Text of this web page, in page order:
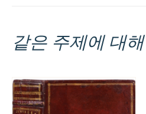
같은 주제에 대해